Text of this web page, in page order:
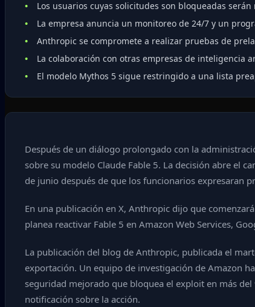
Los usuarios cuyas solicitudes son bloqueadas
La empresa anuncia un monitoreo de 24/7 y un
Anthropic se compromete a realizar pruebas de
La colaboración con otras empresas de inteligencia
El modelo Mythos 5 sigue restringido a una lista
Después de un diálogo prolongado con la
sobre su modelo Claude Fable 5. La decisión abre el
de junio después de que los funcionarios expresaran
En una publicación en X, Anthropic dijo que
planea reactivar Fable 5 en Amazon Web Services,
La publicación del blog de Anthropic, publicada el
exportación. Un equipo de investigación de Amazon
seguridad mejorado que bloquea el exploit en más
notificación sobre la acción.